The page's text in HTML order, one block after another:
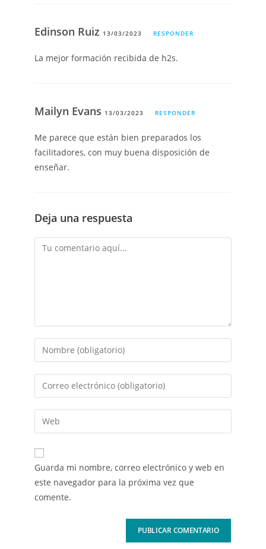
Edinson Ruiz 13/03/2023 RESPONDER
La mejor formación recibida de h2s.
Mailyn Evans 13/03/2023 RESPONDER
Me parece que están bien preparados los
facilitadores, con muy buena disposición de
enseñar.
Deja una respuesta
Guarda mi nombre, correo electrónico y web en
este navegador para la próxima vez que
comente.